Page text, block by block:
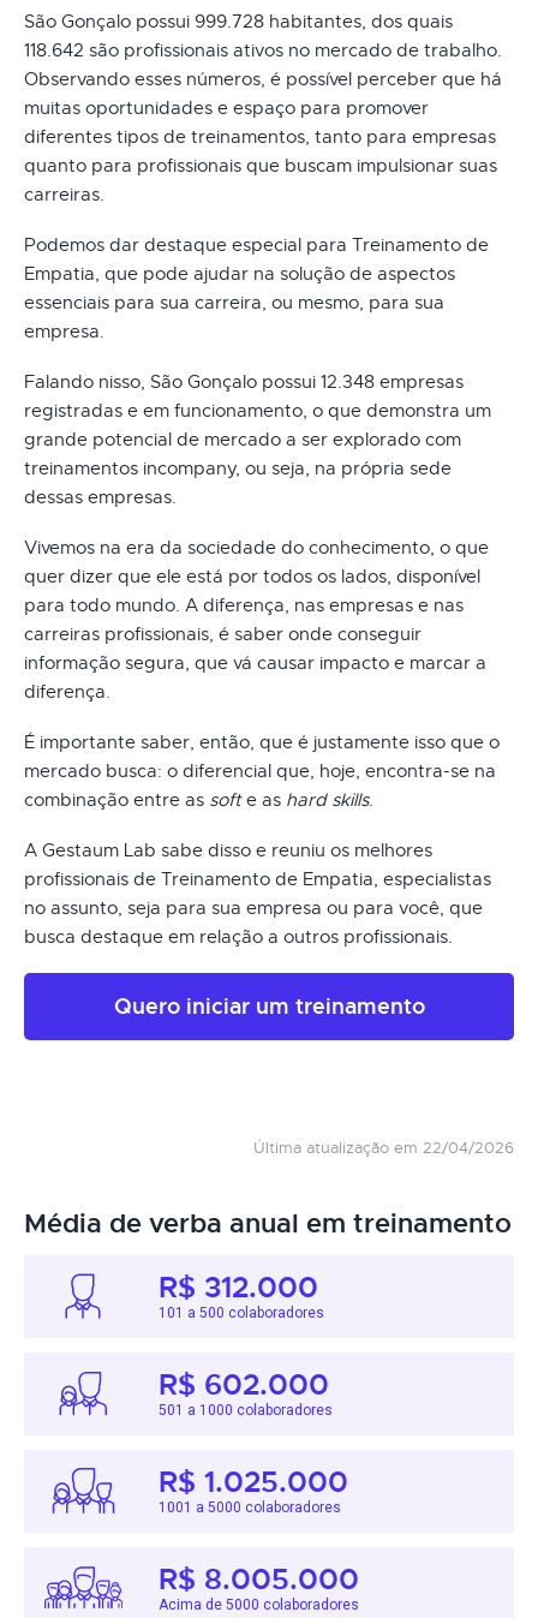
São Gonçalo possui 999.728 habitantes, dos quais
118.642 são profissionais ativos no mercado de trabalho.
Observando esses números, é possível perceber que há
muitas oportunidades e espaço para promover
diferentes tipos de treinamentos, tanto para empresas
quanto para profissionais que buscam impulsionar suas
carreiras.
Podemos dar destaque especial para Treinamento de
Empatia, que pode ajudar na solução de aspectos
essenciais para sua carreira, ou mesmo, para sua
empresa.
Falando nisso, São Gonçalo possui 12.348 empresas
registradas e em funcionamento, o que demonstra um
grande potencial de mercado a ser explorado com
treinamentos incompany, ou seja, na própria sede
dessas empresas.
Vivemos na era da sociedade do conhecimento, o que
quer dizer que ele está por todos os lados, disponível
para todo mundo. A diferença, nas empresas e nas
carreiras profissionais, é saber onde conseguir
informação segura, que vá causar impacto e marcar a
diferença.
É importante saber, então, que é justamente isso que o
mercado busca: o diferencial que, hoje, encontra-se na
combinação entre as softe as hard skills.
A Gestaum Lab sabe disso e reuniu os melhores
profissionais de Treinamento de Empatia, especialistas
no assunto, seja para sua empresa ou para você, que
busca destaque em relação a outros profissionais.
Quero iniciar um treinamento
Última atualização em 22/04/2026
Média de verba anual em treinamento
R$ 312.000
101 a 500 colaboradores
R$ 602.000
501 a 1000 colaboradores
R$ 1.025.000
1001 a 5000 colaboradores
R$ 8.005.000
Acima de 5000 colaboradores